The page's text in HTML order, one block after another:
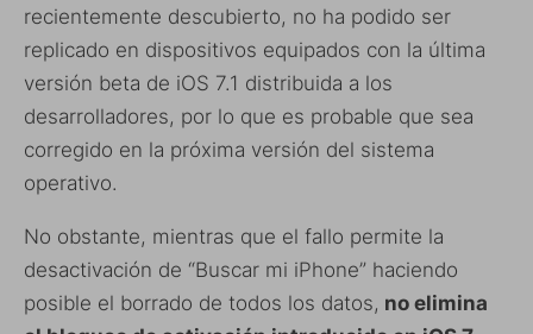
recientemente descubierto, no ha podido ser
replicado en dispositivos equipados con la última
versión beta de iOS 7.1 distribuida a los
desarrolladores, por lo que es probable que sea
corregido en la próxima versión del sistema
operativo.
No obstante, mientras que el fallo permite la
desactivación de “Buscar mi iPhone” haciendo
posible el borrado de todos los datos, no elimina